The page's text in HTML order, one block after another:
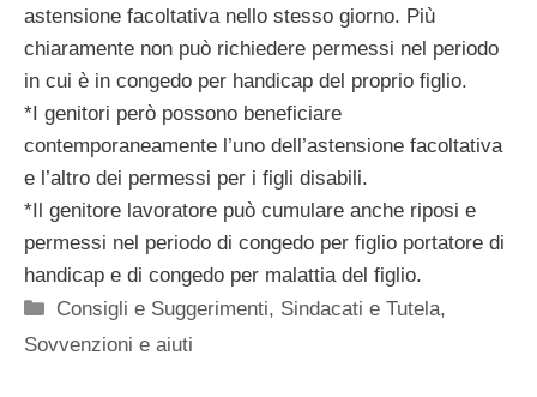
astensione facoltativa nello stesso giorno. Più
chiaramente non può richiedere permessi nel periodo
in cui è in congedo per handicap del proprio figlio.
*I genitori però possono beneficiare
contemporaneamente l’uno dell’astensione facoltativa
e l’altro dei permessi per i figli disabili.
*Il genitore lavoratore può cumulare anche riposi e
permessi nel periodo di congedo per figlio portatore di
handicap e di congedo per malattia del figlio.
Categorie
Consigli e Suggerimenti, Sindacati e Tutela,
Sovvenzioni e aiuti